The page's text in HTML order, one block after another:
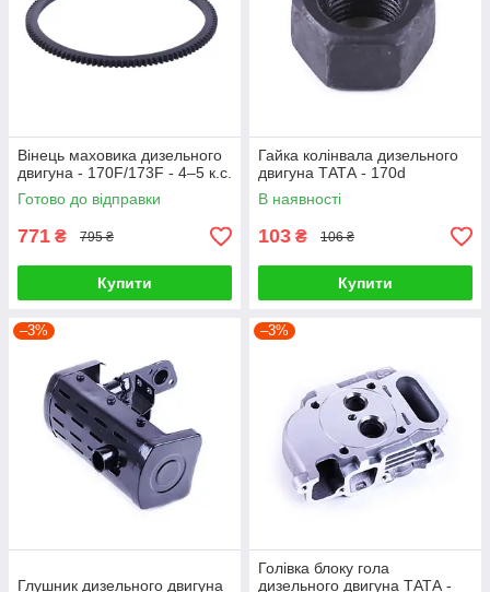
Вінець маховика дизельного
двигуна - 170F/173F - 4–5 к.с.
Готово до відправки
771 ₴ 795 ₴
Купити
Гайка колінвала дизельного
двигуна ТАТА - 170d
В наявності
103 ₴ 106 ₴
Купити
–3%
Глушник дизельного двигуна
–3%
Голівка блоку гола
дизельного двигуна ТАТА -